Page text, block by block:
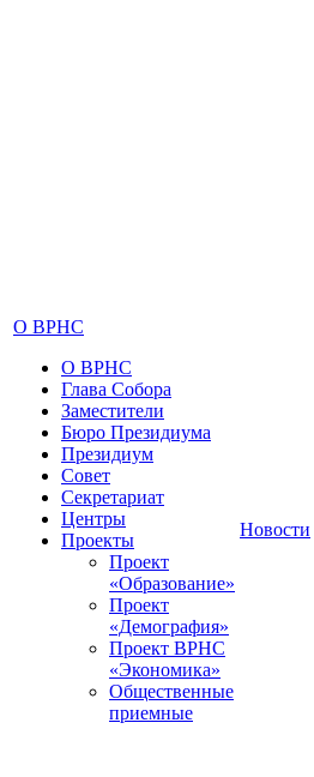
О ВРНС
О ВРНС
Глава Собора
Заместители
Бюро Президиума
Президиум
Совет
Секретариат
Центры
Проекты
Проект
«Образование»
Проект
«Демография»
Проект ВРНС
«Экономика»
Общественные
приемные
Новости